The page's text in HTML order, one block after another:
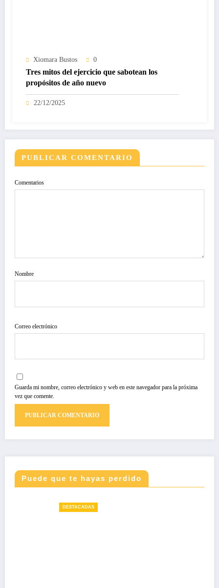
Xiomara Bustos 0
Tres mitos del ejercicio que sabotean los
propósitos de año nuevo
22/12/2025
PUBLICAR COMENTARIO
Comentarios
Nombre
Correo electrónico
Guarda mi nombre, correo electrónico y web en este navegador para la próxima
vez que comente.
Puede que te hayas perdido